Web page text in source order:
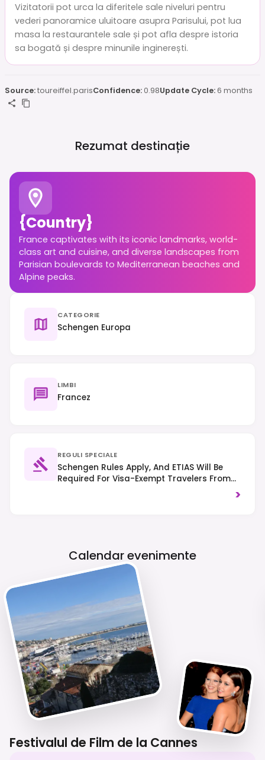
Vizitatorii pot urca la diferitele sale niveluri pentru
vederi panoramice uluitoare asupra Parisului, pot lua
masa la restaurantele sale și pot afla despre istoria
sa bogată și despre minunile inginerești.
Source:toureiffel.parisConfidence:0.98Update Cycle:6 months
Rezumat destinație
{country}
France captivates with its iconic landmarks, world-
class art and cuisine, and diverse landscapes from
Parisian boulevards to Mediterranean beaches and
Alpine peaks.
CATEGORIE
Schengen Europa
LIMBI
Francez
REGULI SPECIALE
Schengen Rules Apply, And ETIAS Will Be
Required For Visa-Exempt Travelers From
>
Calendar evenimente
Festivalul de Film de la Cannes